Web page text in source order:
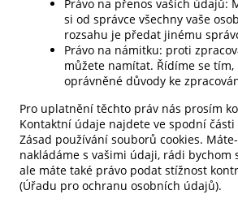
Právo na přenos vašich údajů:
si od správce všechny vaše
rozsahu je předat jinému
Právo na námitku: proti
můžete namítat. Řídíme se
oprávněné důvody ke
Pro uplatnění těchto práv nás prosím
Kontaktní údaje najdete ve spodní
Zásad používání souborů cookies.
nakládáme s vašimi údaji, rádi bychom
ale máte také právo podat stížnost
(Úřadu pro ochranu osobních údajů).